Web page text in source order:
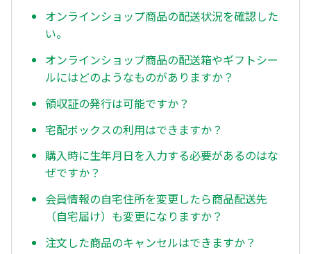
オンラインショップ商品の配送状況を確認した
い。
オンラインショップ商品の配送箱やギフトシー
ルにはどのようなものがありますか？
領収証の発行は可能ですか？
宅配ボックスの利用はできますか？
購入時に生年月日を入力する必要があるのはな
ぜですか？
会員情報の自宅住所を変更したら商品配送先
（自宅届け）も変更になりますか？
注文した商品のキャンセルはできますか？